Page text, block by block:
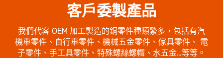
客戶委製產品
我們代客 OEM 加工製造的銅零件種類繁多，包括有汽
機車零件、自行車零件、機械五金零件、傢具零件、 電
子零件、手工具零件、特殊螺絲螺帽、水五金…等等。